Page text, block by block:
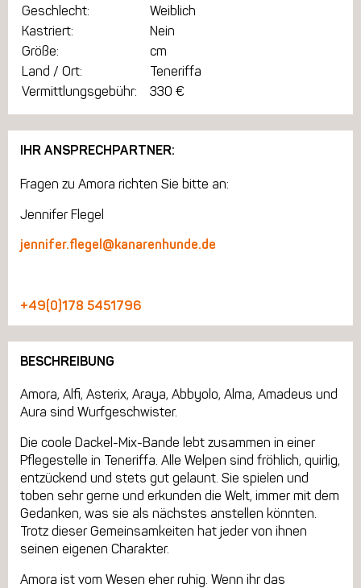
Geschlecht:
Weiblich
Kastriert:
Nein
Größe:
cm
Land / Ort:
Teneriffa
Vermittlungsgebühr:
330 €
IHR ANSPRECHPARTNER:
Fragen zu Amora richten Sie bitte an:
Jennifer Flegel
jennifer.flegel@kanarenhunde.de
+49(0)178 5451796
BESCHREIBUNG
Amora, Alfi, Asterix, Araya, Abbyolo, Alma, Amadeus und
Aura sind Wurfgeschwister.
Die coole Dackel-Mix-Bande lebt zusammen in einer
Pflegestelle in Teneriffa. Alle Welpen sind fröhlich, quirlig,
entzückend und stets gut gelaunt. Sie spielen und
toben sehr gerne und erkunden die Welt, immer mit dem
Gedanken, was sie als nächstes anstellen könnten.
Trotz dieser Gemeinsamkeiten hat jeder von ihnen
seinen eigenen Charakter.
Amora ist vom Wesen eher ruhig. Wenn ihr das